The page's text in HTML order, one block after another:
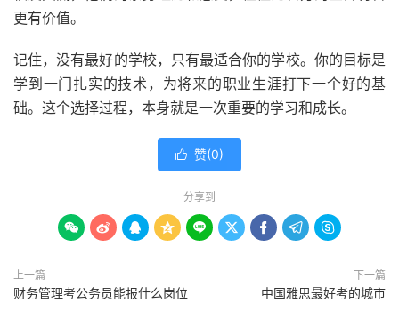
更有价值。
记住，没有最好的学校，只有最适合你的学校。你的目标是
学到一门扎实的技术，为将来的职业生涯打下一个好的基
础。这个选择过程，本身就是一次重要的学习和成长。
 赞(0)
分享到
        
上一篇
财务管理考公务员能报什么岗位
下一篇
中国雅思最好考的城市